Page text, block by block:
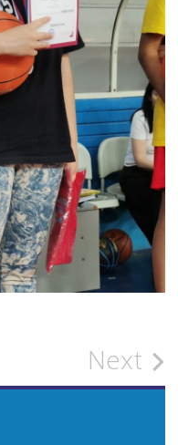
Next